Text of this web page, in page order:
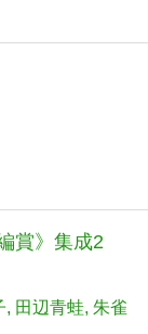
賞》集成2
田辺青蛙 朱雀